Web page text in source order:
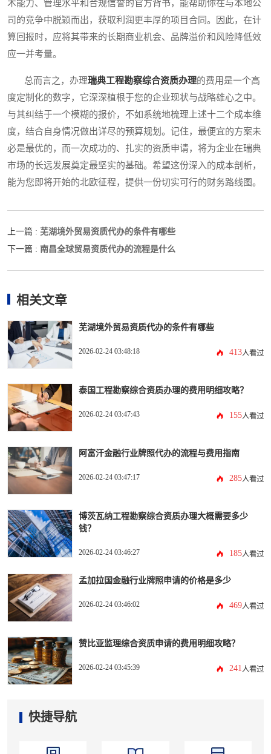
术能力、管理水平和合规信誉的官方背书，能帮助你在与本地公
司的竞争中脱颖而出，获取利润更丰厚的项目合同。因此，在计
算回报时，应将其带来的长期商业机会、品牌溢价和风险降低效
应一并考量。
总而言之，办理瑞典工程勘察综合资质办理的费用是一个高
度定制化的数字，它深深植根于您的企业现状与战略雄心之中。
与其纠结于一个模糊的报价，不如系统地梳理上述十二个成本维
度，结合自身情况做出详尽的预算规划。记住，最便宜的方案未
必是最优的，而一次成功的、扎实的资质申请，将为企业在瑞典
市场的长远发展奠定最坚实的基础。希望这份深入的成本剖析，
能为您即将开始的北欧征程，提供一份切实可行的财务路线图。
上一篇 : 芜湖境外贸易资质代办的条件有哪些
下一篇 : 南昌全球贸易资质代办的流程是什么
相关文章
芜湖境外贸易资质代办的条件有哪些
2026-02-24 03:48:18 413人看过
泰国工程勘察综合资质办理的费用明细攻略？
2026-02-24 03:47:43 155人看过
阿富汗金融行业牌照代办的流程与费用指南
2026-02-24 03:47:17 285人看过
博茨瓦纳工程勘察综合资质办理大概需要多少
钱？
2026-02-24 03:46:27 185人看过
孟加拉国金融行业牌照申请的价格是多少
2026-02-24 03:46:02 469人看过
赞比亚监理综合资质申请的费用明细攻略？
2026-02-24 03:45:39 241人看过
快捷导航